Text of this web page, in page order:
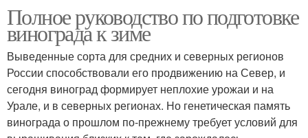
Полное руководство по подготовке
винограда к зиме
Выведенные сорта для средних и северных регионов
России способствовали его продвижению на Север, и
сегодня виноград формирует неплохие урожаи и на
Урале, и в северных регионах. Но генетическая память
винограда о прошлом по-прежнему требует условий для